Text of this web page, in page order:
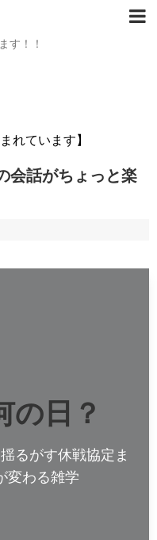
す！！
れています】
会話がちょっと楽
の日？
るがす休戦協定ま
変わる雑学